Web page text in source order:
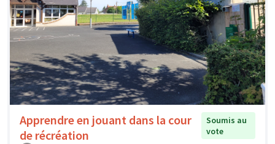
Apprendre en jouant dans la cour
de récréation
Soumis au
vote